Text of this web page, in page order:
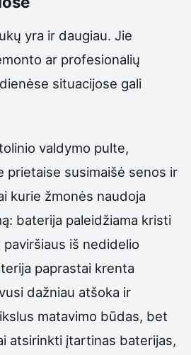
yra ir daugiau. Jie
ar profesionalių
situacijose gali
valdymo pulte,
prietaise susimaišė senos ir
kurie žmonės naudoja
baterija paleidžiama kristi
iš nedidelio
paprastai krenta
dažniau atšoka ir
matavimo būdas, bet
atsirinkti įtartinas baterijas,